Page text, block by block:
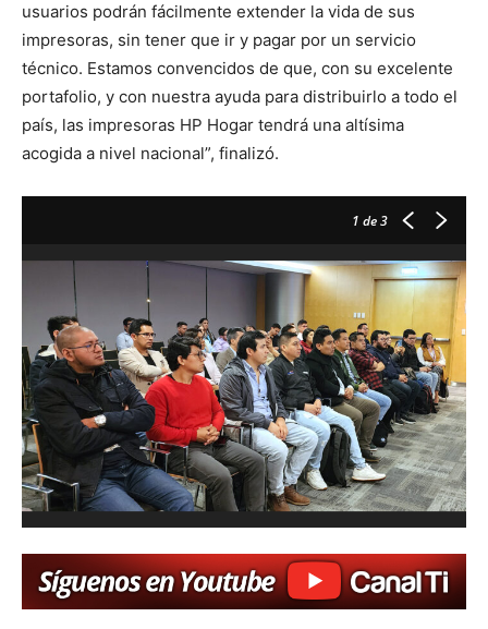
usuarios podrán fácilmente extender la vida de sus
impresoras, sin tener que ir y pagar por un servicio
técnico. Estamos convencidos de que, con su excelente
portafolio, y con nuestra ayuda para distribuirlo a todo el
país, las impresoras HP Hogar tendrá una altísima
acogida a nivel nacional”, finalizó.
1 de 3